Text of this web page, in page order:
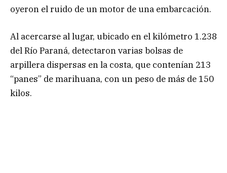
oyeron el ruido de un motor de una embarcación.
Al acercarse al lugar, ubicado en el kilómetro 1.238
del Río Paraná, detectaron varias bolsas de
arpillera dispersas en la costa, que contenían 213
“panes” de marihuana, con un peso de más de 150
kilos.